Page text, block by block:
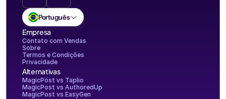
Português
Empresa
Contato com Vendas
Sobre
Termos e Condições
Privacidade
Alternativas
MagicPost vs Taplio
MagicPost vs AuthoredUp
MagicPost vs EasyGen